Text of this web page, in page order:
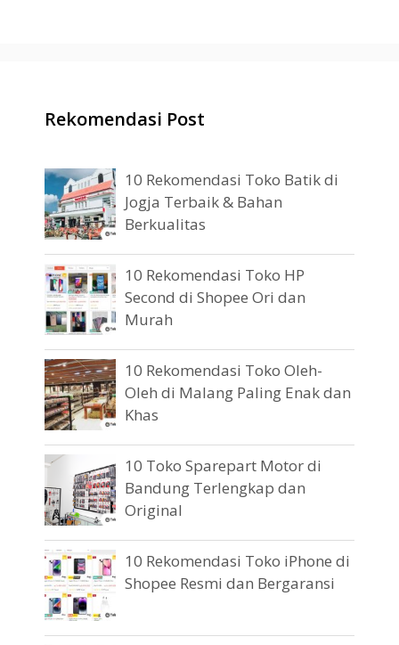
Rekomendasi Post
10 Rekomendasi Toko Batik di
Jogja Terbaik & Bahan
Berkualitas
10 Rekomendasi Toko HP
Second di Shopee Ori dan
Murah
10 Rekomendasi Toko Oleh-
Oleh di Malang Paling Enak dan
Khas
10 Toko Sparepart Motor di
Bandung Terlengkap dan
Original
10 Rekomendasi Toko iPhone di
Shopee Resmi dan Bergaransi